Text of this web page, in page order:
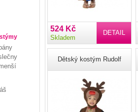
DETAIL
524 Kč
Skladem
Dětský kostým Rudolf